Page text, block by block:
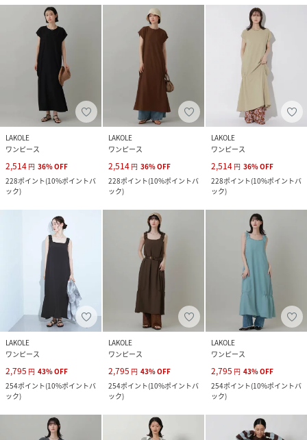
LAKOLE
ワンピース
2,514 円 36%OFF
228ポイント(10%ポイントバ
ック)
LAKOLE
ワンピース
2,514 円 36%OFF
228ポイント(10%ポイントバ
ック)
LAKOLE
ワンピース
2,514 円 36%OFF
228ポイント(10%ポイントバ
ック)
LAKOLE
ワンピース
2,795 円 43%OFF
254ポイント(10%ポイントバ
ック)
LAKOLE
ワンピース
2,795 円 43%OFF
254ポイント(10%ポイントバ
ック)
LAKOLE
ワンピース
2,795 円 43%OFF
254ポイント(10%ポイントバ
ック)